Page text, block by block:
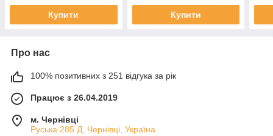
Купити Купити
Про нас
100% позитивних з 251 відгука за рік
Працює з 26.04.2019
м. Чернівці
Руська 285 Д, Чернівці, Україна